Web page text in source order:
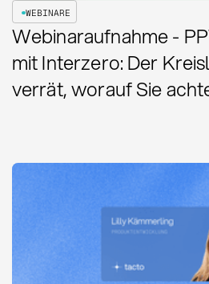
WEBINARE
Webinaraufnahme -
mit Interzero: Der
verrät, worauf Sie